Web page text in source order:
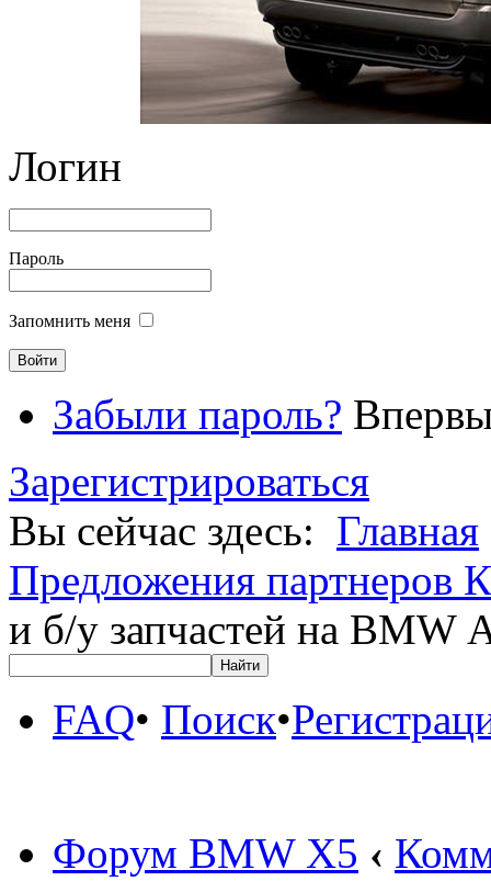
Логин
Пароль
Запомнить меня
Забыли пароль?
Зарегистрироваться
Вы сейчас здесь: Главная
Предложения партнеров
и б/у запчастей на
FAQ• Поиск•
Форум BMW X5 ‹